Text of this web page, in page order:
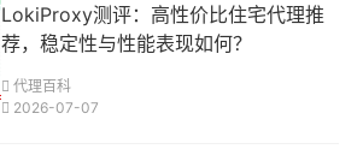
LokiProxy测评：高性价比住宅代理推
荐，稳定性与性能表现如何？
代理百科
2026-07-07